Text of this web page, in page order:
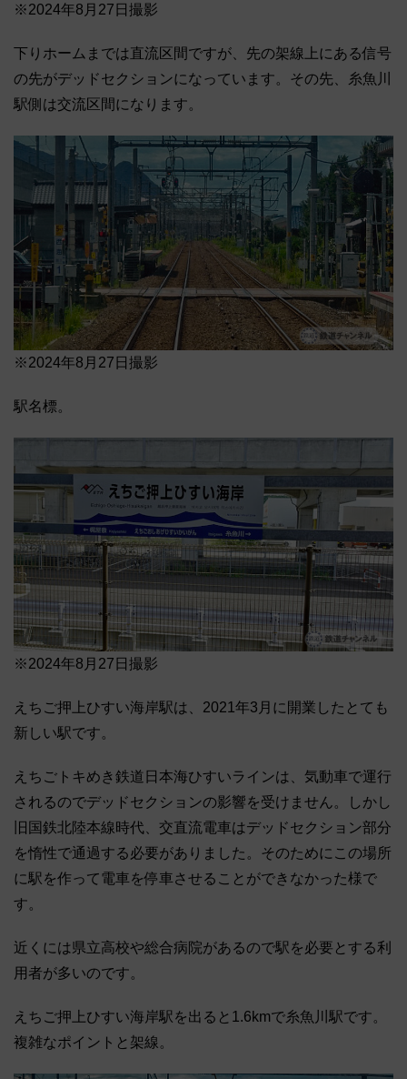
※2024年8月27日撮影
下りホームまでは直流区間ですが、先の架線上にある信号
の先がデッドセクションになっています。その先、糸魚川
駅側は交流区間になります。
※2024年8月27日撮影
駅名標。
※2024年8月27日撮影
えちご押上ひすい海岸駅は、2021年3月に開業したとても
新しい駅です。
えちごトキめき鉄道日本海ひすいラインは、気動車で運行
されるのでデッドセクションの影響を受けません。しかし
旧国鉄北陸本線時代、交直流電車はデッドセクション部分
を惰性で通過する必要がありました。そのためにこの場所
に駅を作って電車を停車させることができなかった様で
す。
近くには県立高校や総合病院があるので駅を必要とする利
用者が多いのです。
えちご押上ひすい海岸駅を出ると1.6kmで糸魚川駅です。
複雑なポイントと架線。